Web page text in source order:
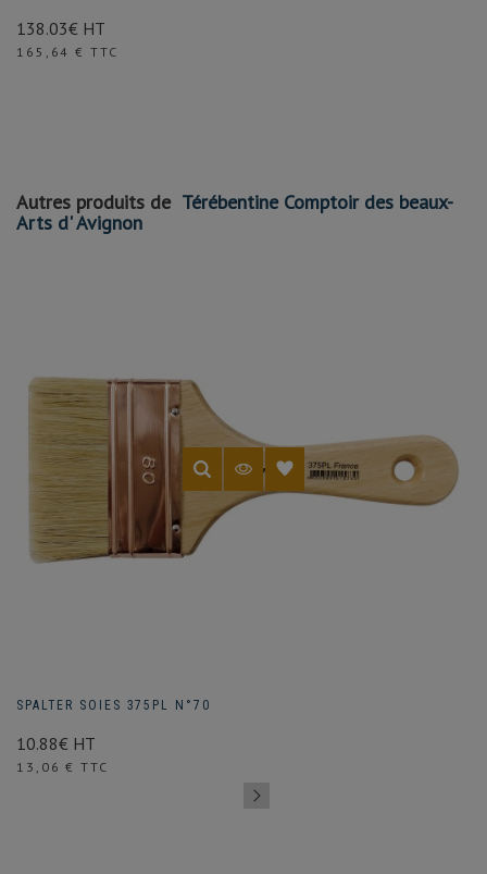
138.03€ HT
Prix
165,64 € TTC
Autres produits de Térébentine Comptoir des beaux-
Arts d' Avignon
SPALTER SOIES 375PL N°70
10.88€ HT
Prix
13,06 € TTC